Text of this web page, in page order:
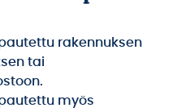
rakennuksen
tai
myös